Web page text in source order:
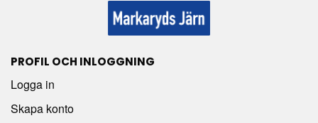
PROFIL OCH INLOGGNING
Logga in
Skapa konto